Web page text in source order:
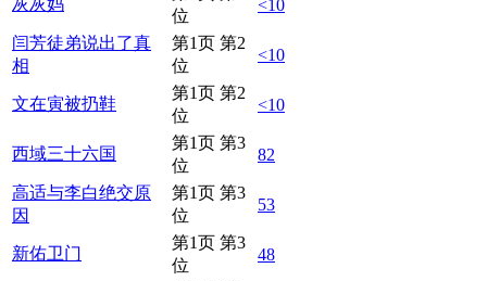
位
<10
闫芳徒弟说出了真
相
第1页 第2
位
<10
文在寅被扔鞋
第1页 第2
位
<10
西域三十六国
第1页 第3
位
82
高适与李白绝交原
因
第1页 第3
位
53
新佑卫门
第1页 第3
位
48